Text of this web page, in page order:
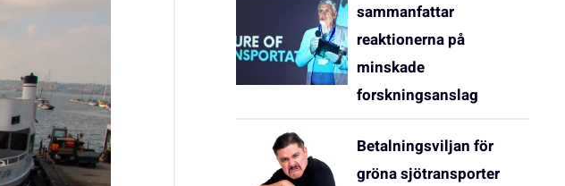
sammanfattar
reaktionerna på
minskade
forskningsanslag
Betalningsviljan för
gröna sjötransporter